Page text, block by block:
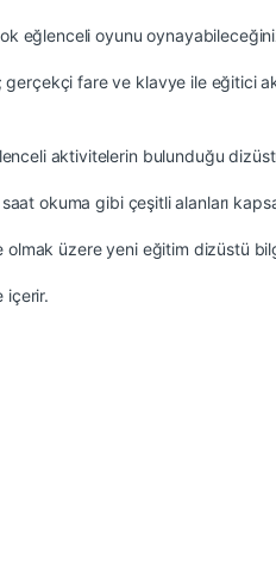
eğlenceli oyunu
fare ve klavye ile eğitici
aktivitelerin bulunduğu
okuma gibi çeşitli alanları
üzere yeni eğitim dizüstü
içerir.